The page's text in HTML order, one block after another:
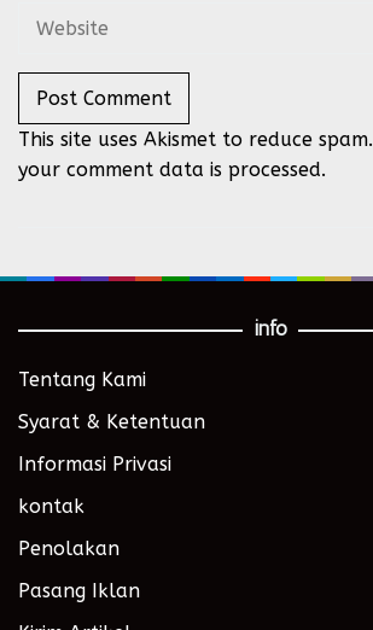
This site uses Akismet to reduce spam.
your comment data is processed.
info
Tentang Kami
Syarat & Ketentuan
Informasi Privasi
kontak
Penolakan
Pasang Iklan